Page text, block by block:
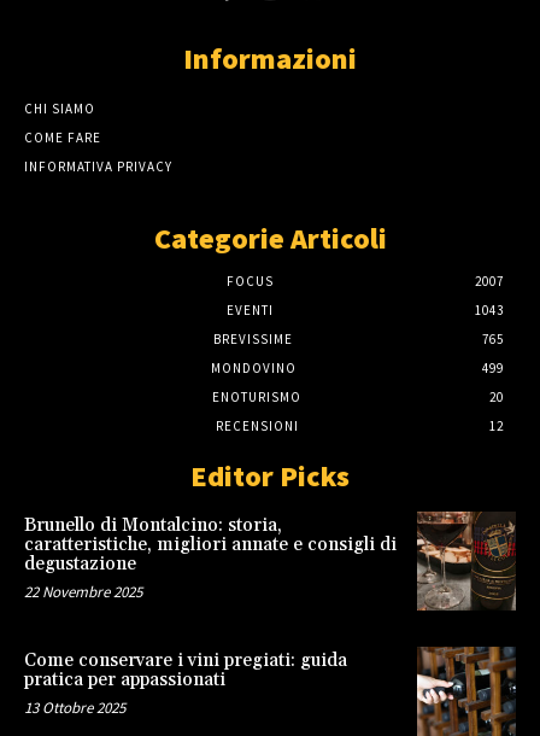
Informazioni
CHI SIAMO
COME FARE
INFORMATIVA PRIVACY
Categorie Articoli
FOCUS
2007
EVENTI
1043
BREVISSIME
765
MONDOVINO
499
ENOTURISMO
20
RECENSIONI
12
Editor Picks
Brunello di Montalcino: storia,
caratteristiche, migliori annate e consigli di
degustazione
22 Novembre 2025
Come conservare i vini pregiati: guida
pratica per appassionati
13 Ottobre 2025